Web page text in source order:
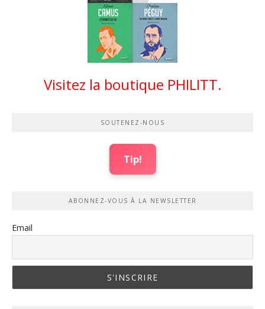
Visitez la boutique PHILITT.
SOUTENEZ-NOUS
Tip!
ABONNEZ-VOUS À LA NEWSLETTER
Email